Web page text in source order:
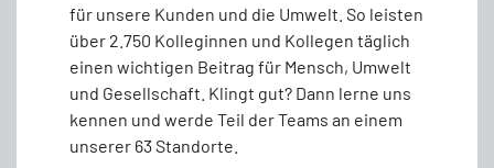
für unsere Kunden und die Umwelt. So leisten
über 2.750 Kolleginnen und Kollegen täglich
einen wichtigen Beitrag für Mensch, Umwelt
und Gesellschaft. Klingt gut? Dann lerne uns
kennen und werde Teil der Teams an einem
unserer 63 Standorte.